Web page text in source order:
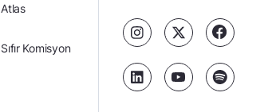
Atlas
Sıfır Komisyon